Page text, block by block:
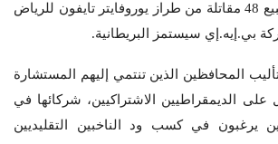
(13.27 مليار دولار) لبيع 48 مقاتلة من طراز يوروفايتر تايفون للرياض
بي.إيه.إي سيستمز البريطانية.
المحافظين الذين تنتمي إليهم المستشارة
على الديمقراطيين الاشتراكيين، شركائها في
يرغبون في كسب ود الناخبين التقليديين